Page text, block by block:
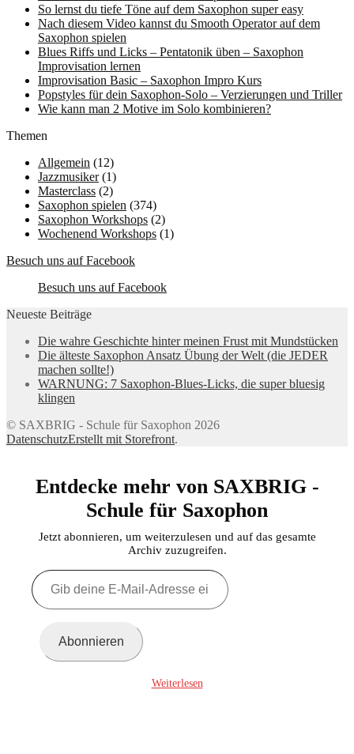
So lernst du tiefe Töne auf dem Saxophon super easy
Nach diesem Video kannst du Smooth Operator auf dem
Saxophon spielen
Blues Riffs und Licks – Pentatonik üben – Saxophon
Improvisation lernen
Improvisation Basic – Saxophon Impro Kurs
Popstyles für dein Saxophon-Solo – Verzierungen und Triller
Wie kann man 2 Motive im Solo kombinieren?
Themen
Allgemein (12)
Jazzmusiker(1)
Masterclass (2)
Saxophon spielen (374)
Saxophon Workshops (2)
Wochenend Workshops (1)
Besuch uns auf Facebook
Besuch uns auf Facebook
Neueste Beiträge
Die wahre Geschichte hinter meinen Frust mit Mundstücken
Die älteste Saxophon Ansatz Übung der Welt (die JEDER
machen sollte!)
WARNUNG: 7 Saxophon-Blues-Licks, die super bluesig
klingen
© SAXBRIG - Schule für Saxophon 2026
DatenschutzErstellt mit Storefront.
Entdecke mehr von SAXBRIG -
Schule für Saxophon
Jetzt abonnieren, um weiterzulesen und auf das gesamte
Archiv zuzugreifen.
Gib
deine
E-
Abonnieren
Weiterlesen